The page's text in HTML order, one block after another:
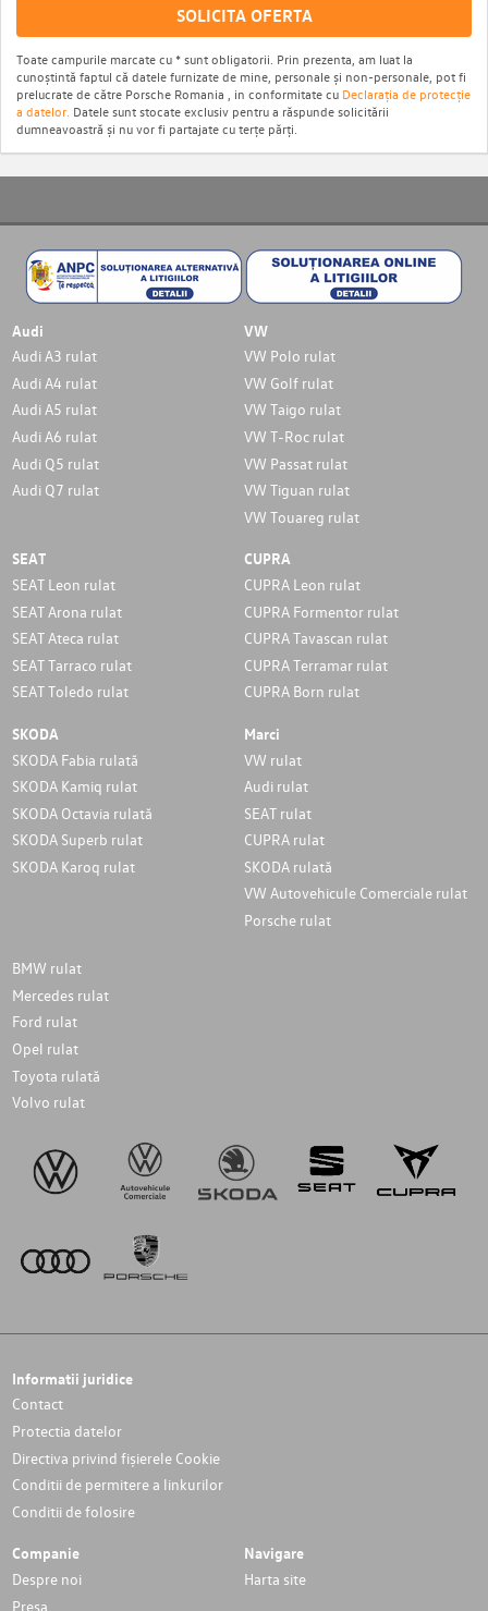
SOLICITA OFERTA
Toate campurile marcate cu * sunt obligatorii. Prin prezenta, am luat la
cunoștintă faptul că datele furnizate de mine, personale și non-personale, pot fi
prelucrate de către Porsche Romania , in conformitate cu Declarația de protecție
a datelor. Datele sunt stocate exclusiv pentru a răspunde solicitării
dumneavoastră și nu vor fi partajate cu terțe părți.
Audi
Audi A3 rulat
Audi A4 rulat
Audi A5 rulat
Audi A6 rulat
Audi Q5 rulat
Audi Q7 rulat
VW
VW Polo rulat
VW Golf rulat
VW Taigo rulat
VW T-Roc rulat
VW Passat rulat
VW Tiguan rulat
VW Touareg rulat
SEAT
SEAT Leon rulat
SEAT Arona rulat
SEAT Ateca rulat
SEAT Tarraco rulat
SEAT Toledo rulat
CUPRA
CUPRA Leon rulat
CUPRA Formentor rulat
CUPRA Tavascan rulat
CUPRA Terramar rulat
CUPRA Born rulat
SKODA
SKODA Fabia rulată
SKODA Kamiq rulat
SKODA Octavia rulată
SKODA Superb rulat
SKODA Karoq rulat
Marci
VW rulat
Audi rulat
SEAT rulat
CUPRA rulat
SKODA rulată
VW Autovehicule Comerciale rulat
Porsche rulat
BMW rulat
Mercedes rulat
Ford rulat
Opel rulat
Toyota rulată
Volvo rulat
Informatii juridice
Contact
Protectia datelor
Directiva privind fișierele Cookie
Conditii de permitere a linkurilor
Conditii de folosire
Companie
Despre noi
Presa
Navigare
Harta site